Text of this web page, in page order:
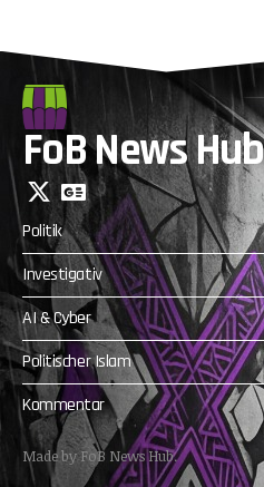
FoB News Hub
Politik
Investigativ
AI & Cyber
Politischer Islam
Kommentar
Made by FoB News Hub.